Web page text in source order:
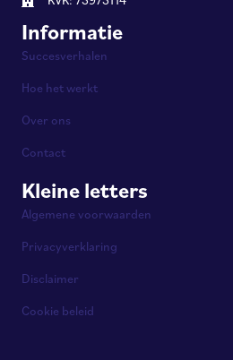
Informatie
Succesverhalen
Hoe het werkt
Over ons
Contact
Kleine letters
Algemene voorwaarden
Privacyverklaring
Disclaimer
Cookie beleid